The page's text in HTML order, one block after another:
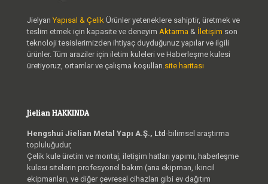
Jielyan Yapısal & Çelik Ürünler yeteneklere sahiptir, üretmek ve
teslim etmek için kapasite ve deneyim Aktarma & İletişim son
teknoloji tesislerimizden ihtiyaç duyduğunuz yapılar ve ilgili
ürünler. Tüm araziler için iletim kuleleri ve Haberleşme kulesi
üretiyoruz, ortamlar ve çalışma koşulları. site haritası
Jielian HAKKINDA
Hengshui Jielian Metal Yapı A.Ş., Ltd-bilimsel araştırma
topluluğudur,
Çelik kule üretim ve montaj, iletişim hatları yapımı, haberleşme
kulesi sitelerin profesyonel bakım (ana ekipman, ikincil
ekipmanları, ve diğer çevresel cihazları gibi ev dağıtım